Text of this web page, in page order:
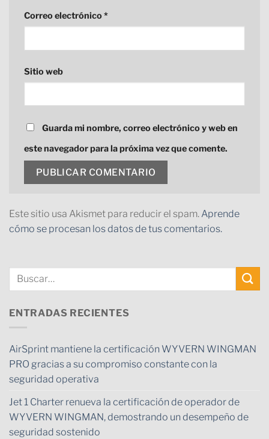
Correo electrónico*
Sitio web
Guarda mi nombre, correo electrónico y web en
este navegador para la próxima vez que comente.
Este sitio usa Akismet para reducir el spam. Aprende
cómo se procesan los datos de tus comentarios.
ENTRADAS RECIENTES
AirSprint mantiene la certificación WYVERN WINGMAN
PRO gracias a su compromiso constante con la
seguridad operativa
Jet 1 Charter renueva la certificación de operador de
WYVERN WINGMAN, demostrando un desempeño de
seguridad sostenido